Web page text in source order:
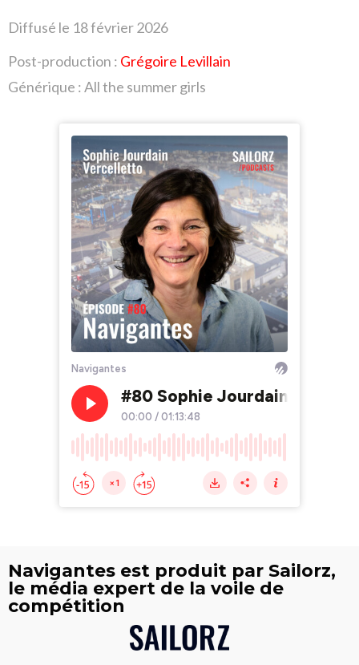
Diffusé le 18 février 2026
Post-production : Grégoire Levillain
Générique : All the summer girls
Navigantes est produit par Sailorz,
le média expert de la voile de
compétition